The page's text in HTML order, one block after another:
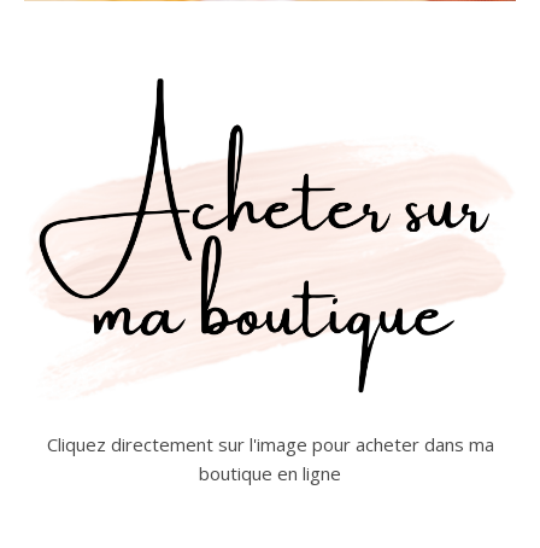
Cliquez directement sur l'image pour acheter dans ma
boutique en ligne